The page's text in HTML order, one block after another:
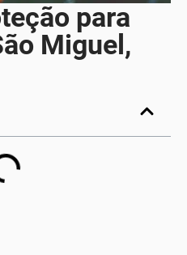
para
Miguel,